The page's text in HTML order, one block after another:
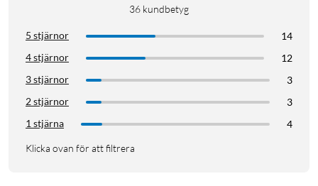
36 kundbetyg
5 stjärnor
14
4 stjärnor
12
3 stjärnor
3
2 stjärnor
3
1 stjärna
4
Klicka ovan för att filtrera